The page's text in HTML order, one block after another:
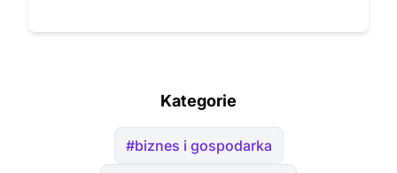
Kategorie
#biznes i gospodarka